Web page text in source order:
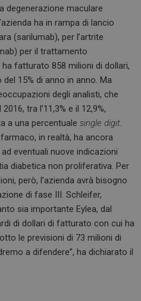
degenerazione maculare
ha in rampa di lancio
(sarilumab), per l’artrite
per il trattamento
ha fatturato 858 milioni di dollari,
15% di anno in anno. Ma
degli analisti, che
tra l’11,3% e il 12,9%,
a una percentualesingle digit.
in realtà, ha ancora
eventuali nuove indicazioni
diabetica non proliferativa. Per
però, l’azienda avrà bisogno
di fase III. Schleifer,
sia importante Eylea, dal
di dollari di fatturato con cui ha
le previsioni di 73 milioni di
a difendere”, ha dichiarato il